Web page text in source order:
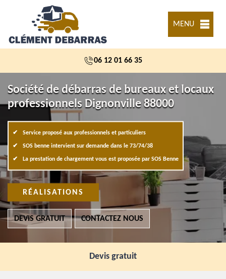
MENU
06 12 01 66 35
Société de débarras de bureaux et locaux
professionnels Dignonville 88000
Service proposé aux professionnels et particuliers
SOS benne intervient sur demande dans le 73/74/38
La prestation de chargement vous est proposée par SOS Benne
RÉALISATIONS
DEVIS GRATUIT CONTACTEZ NOUS
Devis gratuit